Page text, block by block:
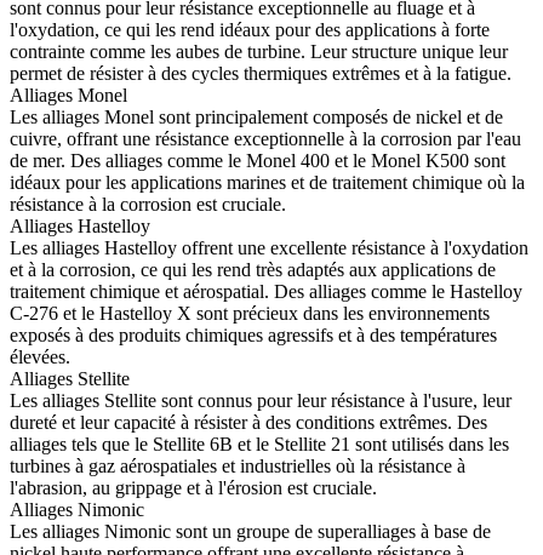
sont connus pour leur résistance exceptionnelle au fluage et à
l'oxydation, ce qui les rend idéaux pour des applications à forte
contrainte comme les aubes de turbine. Leur structure unique leur
permet de résister à des cycles thermiques extrêmes et à la fatigue.
Alliages Monel
Les alliages Monel sont principalement composés de nickel et de
cuivre, offrant une résistance exceptionnelle à la corrosion par l'eau
de mer. Des alliages comme le Monel 400 et le Monel K500 sont
idéaux pour les applications marines et de traitement chimique où la
résistance à la corrosion est cruciale.
Alliages Hastelloy
Les alliages Hastelloy offrent une excellente résistance à l'oxydation
et à la corrosion, ce qui les rend très adaptés aux applications de
traitement chimique et aérospatial. Des alliages comme le Hastelloy
C-276 et le Hastelloy X sont précieux dans les environnements
exposés à des produits chimiques agressifs et à des températures
élevées.
Alliages Stellite
Les alliages Stellite sont connus pour leur résistance à l'usure, leur
dureté et leur capacité à résister à des conditions extrêmes. Des
alliages tels que le Stellite 6B et le Stellite 21 sont utilisés dans les
turbines à gaz aérospatiales et industrielles où la résistance à
l'abrasion, au grippage et à l'érosion est cruciale.
Alliages Nimonic
Les alliages Nimonic sont un groupe de superalliages à base de